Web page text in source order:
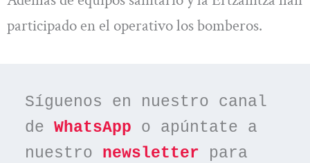
participado en el operativo los bomberos.
Síguenos en nuestro canal
de WhatsApp o apúntate a
nuestro newsletter para